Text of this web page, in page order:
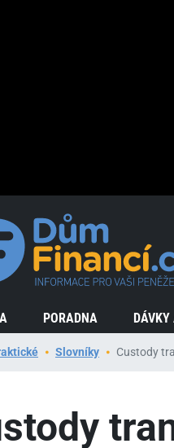
PORADNA
Slovníky Custody